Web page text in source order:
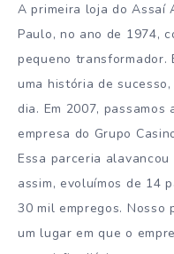
A primeira loja do Assaí
Paulo, no ano de 1974,
pequeno transformador.
uma história de
dia. Em 2007, passamos
empresa do Grupo
Essa parceria
assim, evoluímos de 14
30 mil empregos. Nosso
um lugar em que o